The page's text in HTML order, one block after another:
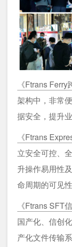
《Ftrans
架构中，非常
据安全，提升
《Ftrans
立安全可控、
升操作易用性
命周期的可见性
《Ftrans SFT
国产化、信创
产化文件传输